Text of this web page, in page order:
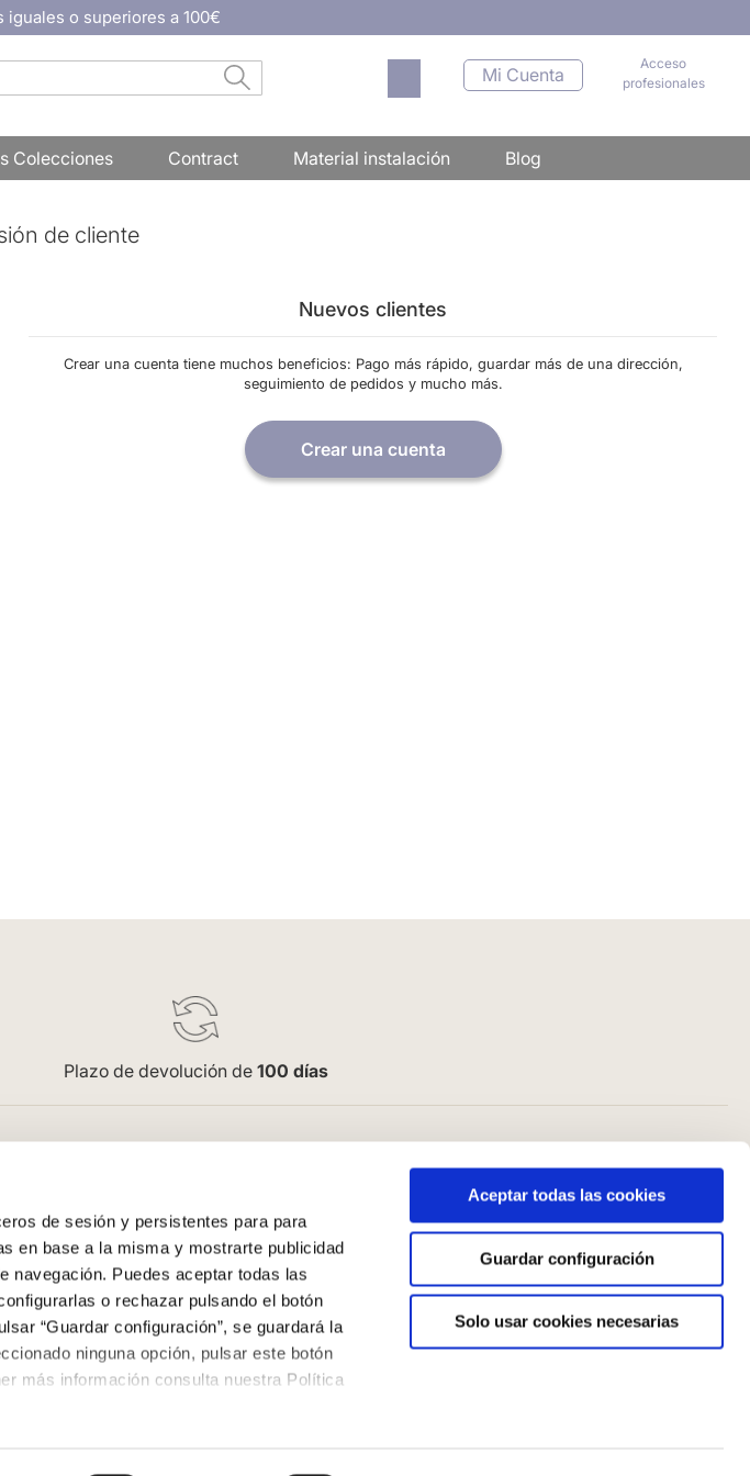
de sesión y persistentes para para
en base a la misma y mostrarte publicidad
navegación. Puedes aceptar todas las
o rechazar pulsando el botón
“Guardar configuración”, se guardará la
ninguna opción, pulsar este botón
más información consulta nuestra Política
Aceptar todas las cookies
Guardar configuración
Solo usar cookies necesarias
Ir
al
contenido
iguales o superiores a 100€
Acceso
profesionales
Mi Cuenta
Mi carrito
Colecciones Contract Material instalación Blog
de cliente
Nuevos clientes
Crear una cuenta tiene muchos beneficios: Pago más rápido, guardar más de una dirección,
seguimiento de pedidos y mucho más.
Crear una cuenta
Plazo de devolución de 100 días